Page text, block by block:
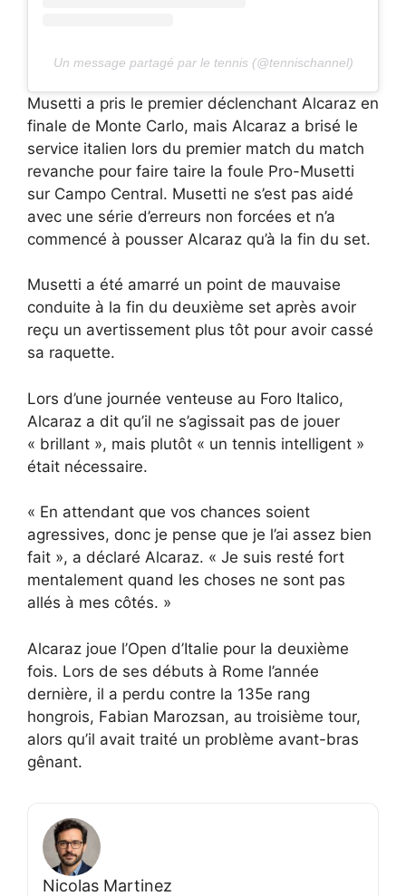
Un message partagé par le tennis (@tennischannel)
Musetti a pris le premier déclenchant Alcaraz en
finale de Monte Carlo, mais Alcaraz a brisé le
service italien lors du premier match du match
revanche pour faire taire la foule Pro-Musetti
sur Campo Central. Musetti ne s’est pas aidé
avec une série d’erreurs non forcées et n’a
commencé à pousser Alcaraz qu’à la fin du set.
Musetti a été amarré un point de mauvaise
conduite à la fin du deuxième set après avoir
reçu un avertissement plus tôt pour avoir cassé
sa raquette.
Lors d’une journée venteuse au Foro Italico,
Alcaraz a dit qu’il ne s’agissait pas de jouer
« brillant », mais plutôt « un tennis intelligent »
était nécessaire.
« En attendant que vos chances soient
agressives, donc je pense que je l’ai assez bien
fait », a déclaré Alcaraz. « Je suis resté fort
mentalement quand les choses ne sont pas
allés à mes côtés. »
Alcaraz joue l’Open d’Italie pour la deuxième
fois. Lors de ses débuts à Rome l’année
dernière, il a perdu contre la 135e rang
hongrois, Fabian Marozsan, au troisième tour,
alors qu’il avait traité un problème avant-bras
gênant.
Nicolas Martinez